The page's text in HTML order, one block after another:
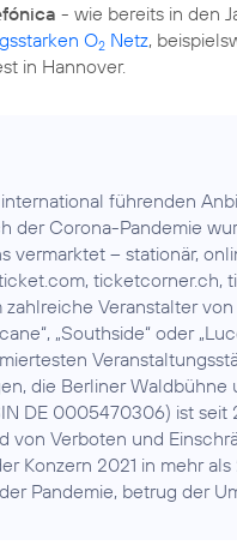
- wie bereits in den
O2 Netz,
in Hannover.
führenden
der Corona-Pandemie
vermarktet – stationär,
ticketcorner.ch,
Veranstalter
„Southside“ oder
die Berliner
DE 0005470306) ist
von Verboten und
Konzern 2021 in mehr
Pandemie, betrug der